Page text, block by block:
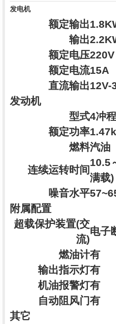
发电机
额定输出
输出
额定电压220V
额定电流15A
直流输出12V-
发动机
型式4冲
额定功率
燃料汽油
连续运转时间
10.5
满载)
噪音水平
附属配置
超载保护装置(交
流)
电子
燃油计有
输出指示灯有
机油报警灯有
自动阻风门有
其它